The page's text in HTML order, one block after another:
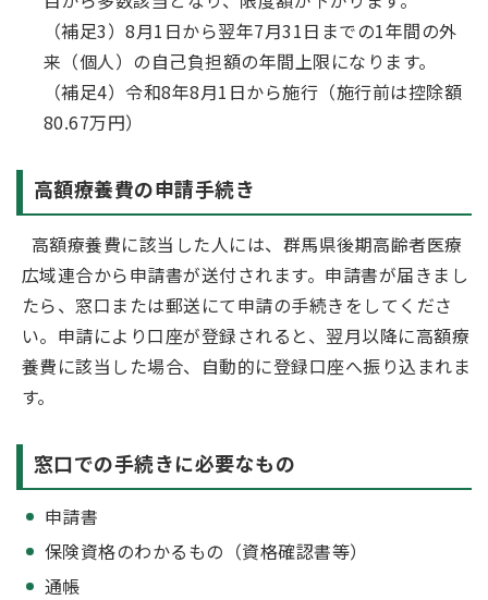
（補足3）8月1日から翌年7月31日までの1年間の外
来（個人）の自己負担額の年間上限になります。
（補足4）令和8年8月1日から施行（施行前は控除額
80.67万円）
高額療養費の申請手続き
高額療養費に該当した人には、群馬県後期高齢者医療
広域連合から申請書が送付されます。申請書が届きまし
たら、窓口または郵送にて申請の手続きをしてくださ
い。申請により口座が登録されると、翌月以降に高額療
養費に該当した場合、自動的に登録口座へ振り込まれま
す。
窓口での手続きに必要なもの
申請書
保険資格のわかるもの（資格確認書等）
通帳